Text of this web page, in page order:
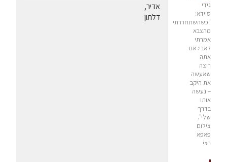
גידי
סיידא:
"כשהשתחררתי
מהצבא
אמרתי
לאבי: אם
אתה
רוצה
שאעשה
את היקב
– נעשה
אותו
בדרך
שלי".
צילום
פאפא
רצי